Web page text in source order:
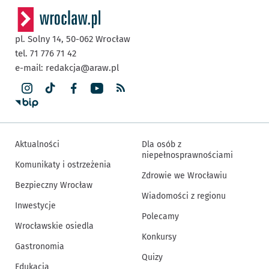
pl. Solny 14, 50-062 Wrocław
tel. 71 776 71 42
e-mail: redakcja@araw.pl
Aktualności
Komunikaty i ostrzeżenia
Bezpieczny Wrocław
Inwestycje
Wrocławskie osiedla
Gastronomia
Dla osób z
niepełnosprawnościami
Zdrowie we Wrocławiu
Wiadomości z regionu
Polecamy
Konkursy
Quizy